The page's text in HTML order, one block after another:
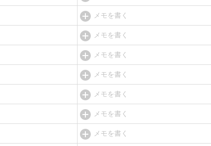
メモを書く
メモを書く
メモを書く
メモを書く
メモを書く
メモを書く
メモを書く